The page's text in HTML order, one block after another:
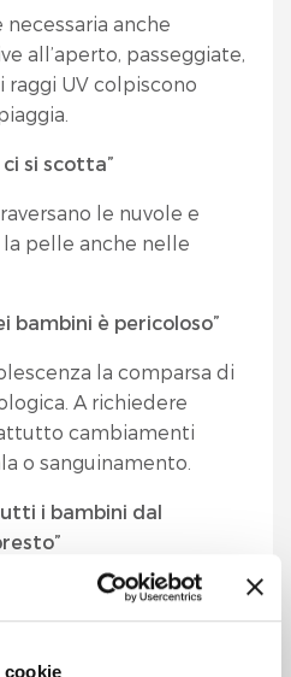
anche
all’aperto, passeggiate,
raggi UV colpiscono
ci si scotta”
le nuvole e
pelle anche nelle
bambini è pericoloso”
la comparsa di
A richiedere
cambiamenti
o sanguinamento.
i bambini dal
la prima visita
programmata